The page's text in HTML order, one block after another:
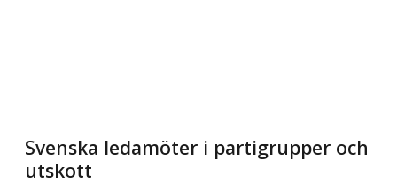
Svenska ledamöter i partigrupper och
utskott